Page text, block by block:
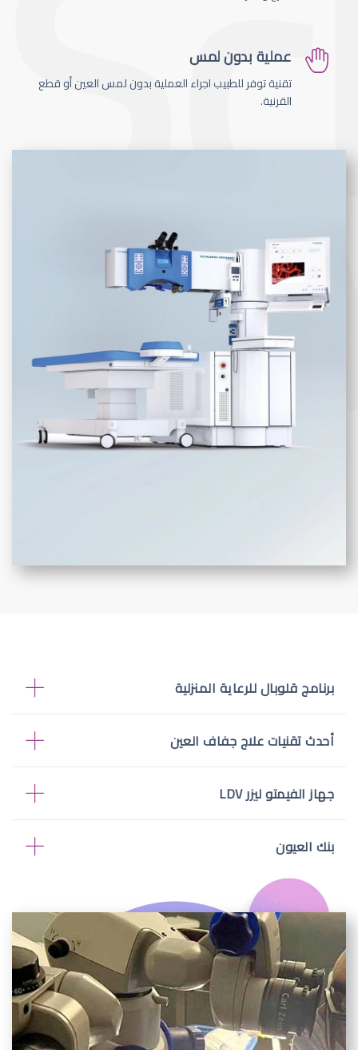
عملية بدون لمس
تقنية توفر للطبيب اجراء العملية بدون لمس العين أو قطع
القرنية.
برنامج قلوبال للرعاية المنزلية
أحدث تقنيات علاج جفاف العين
جهاز الفيمتو ليزر LDV
بنك العيون